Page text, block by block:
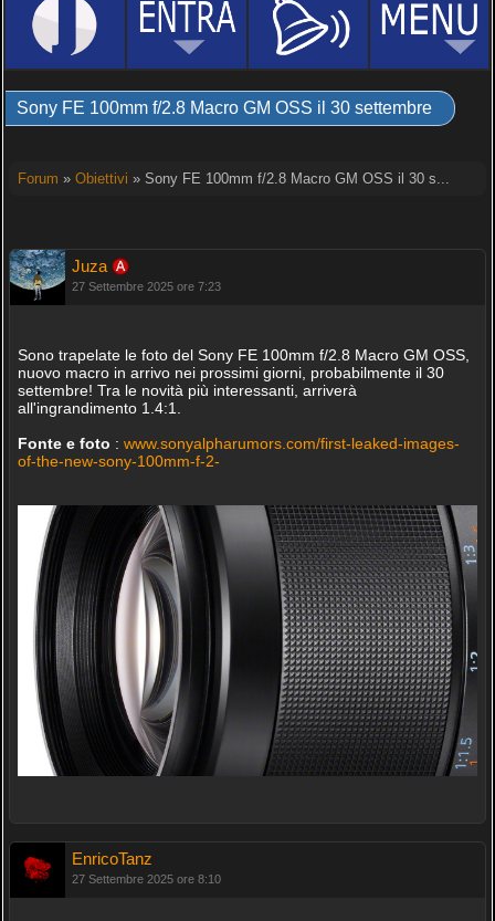
Sony FE 100mm f/2.8 Macro GM OSS il 30 settembre
Forum » Obiettivi » Sony FE 100mm f/2.8 Macro GM OSS il 30 s...
Juza
27 Settembre 2025 ore 7:23
Sono trapelate le foto del Sony FE 100mm f/2.8 Macro GM OSS,
nuovo macro in arrivo nei prossimi giorni, probabilmente il 30
settembre! Tra le novità più interessanti, arriverà
all'ingrandimento 1.4:1.
Fonte e foto : www.sonyalpharumors.com/first-leaked-images-
of-the-new-sony-100mm-f-2-
EnricoTanz
27 Settembre 2025 ore 8:10